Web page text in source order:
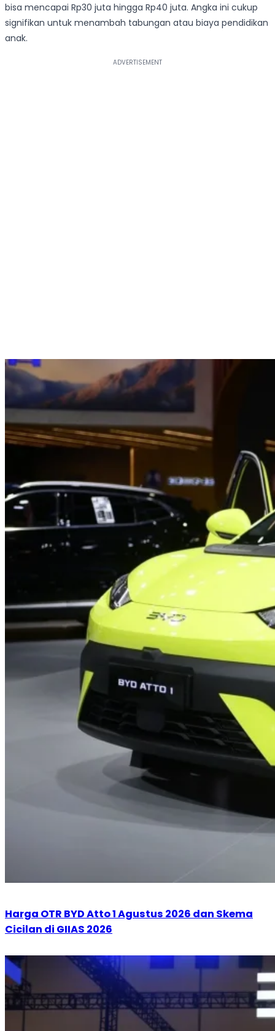
bisa mencapai Rp30 juta hingga Rp40 juta. Angka ini cukup
signifikan untuk menambah tabungan atau biaya pendidikan
anak.
Harga OTR BYD Atto 1 Agustus 2026 dan Skema
Cicilan di GIIAS 2026